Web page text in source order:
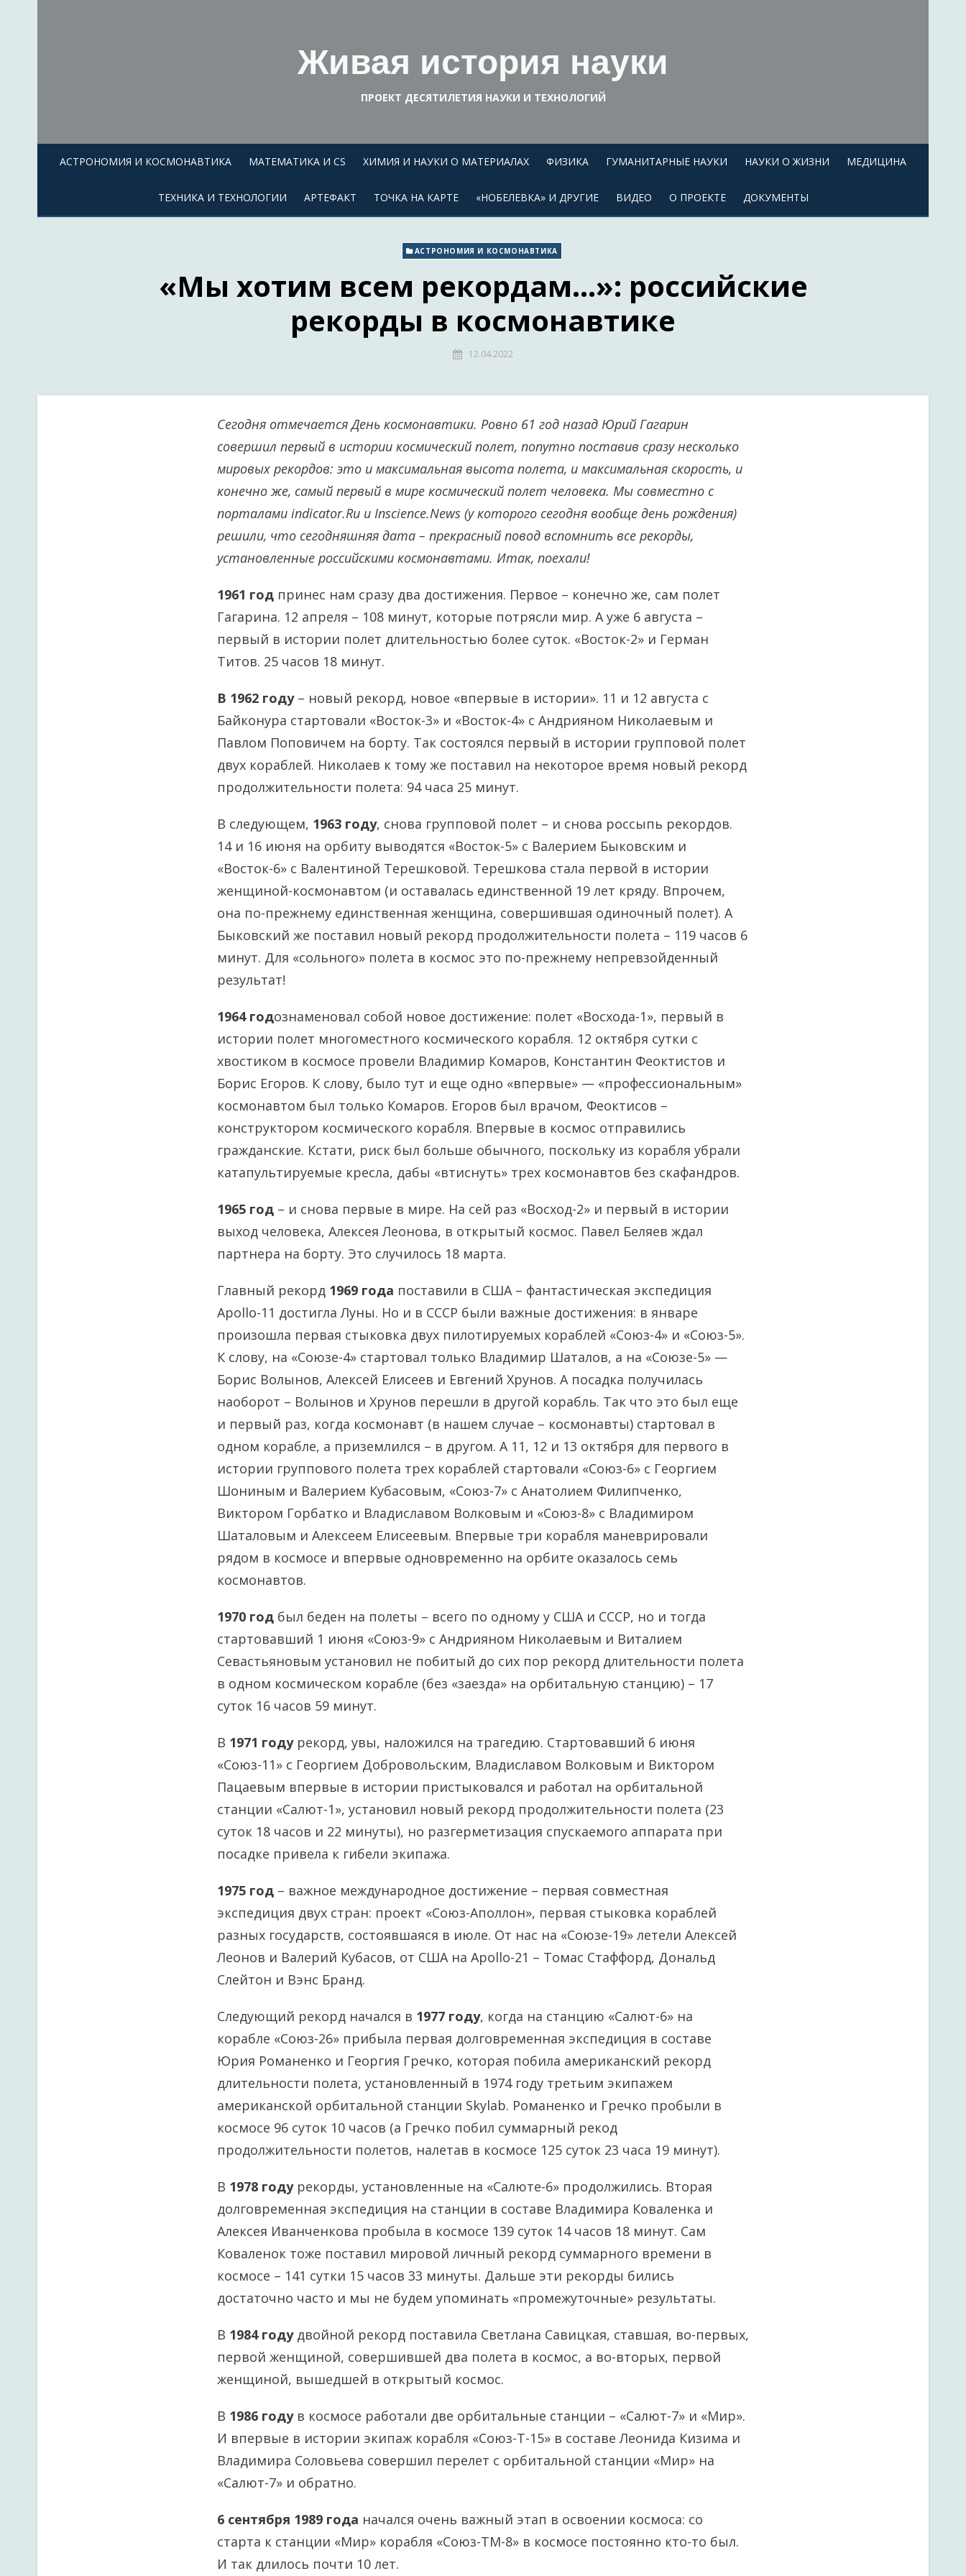
Живая история науки
ПРОЕКТ ДЕСЯТИЛЕТИЯ НАУКИ И ТЕХНОЛОГИЙ
АСТРОНОМИЯ И КОСМОНАВТИКА МАТЕМАТИКА И CS ХИМИЯ И НАУКИ О МАТЕРИАЛАХ ФИЗИКА ГУМАНИТАРНЫЕ НАУКИ НАУКИ О ЖИЗНИ МЕДИЦИНА
ТЕХНИКА И ТЕХНОЛОГИИ АРТЕФАКТ ТОЧКА НА КАРТЕ «НОБЕЛЕВКА» И ДРУГИЕ ВИДЕО О ПРОЕКТЕ ДОКУМЕНТЫ
АСТРОНОМИЯ И КОСМОНАВТИКА
«Мы хотим всем рекордам…»: российские
рекорды в космонавтике
12.04.2022
Сегодня отмечается День космонавтики. Ровно 61 год назад Юрий Гагарин
совершил первый в истории космический полет, попутно поставив сразу несколько
мировых рекордов: это и максимальная высота полета, и максимальная скорость, и
конечно же, самый первый в мире космический полет человека. Мы совместно с
порталами indicator.Ru и Inscience.News (у которого сегодня вообще день рождения)
решили, что сегодняшняя дата – прекрасный повод вспомнить все рекорды,
установленные российскими космонавтами. Итак, поехали!
1961 год принес нам сразу два достижения. Первое – конечно же, сам полет
Гагарина. 12 апреля – 108 минут, которые потрясли мир. А уже 6 августа –
первый в истории полет длительностью более суток. «Восток-2» и Герман
Титов. 25 часов 18 минут.
В 1962 году– новый рекорд, новое «впервые в истории». 11 и 12 августа с
Байконура стартовали «Восток-3» и «Восток-4» с Андрияном Николаевым и
Павлом Поповичем на борту. Так состоялся первый в истории групповой полет
двух кораблей. Николаев к тому же поставил на некоторое время новый рекорд
продолжительности полета: 94 часа 25 минут.
В следующем, 1963 году, снова групповой полет – и снова россыпь рекордов.
14 и 16 июня на орбиту выводятся «Восток-5» с Валерием Быковским и
«Восток-6» с Валентиной Терешковой. Терешкова стала первой в истории
женщиной-космонавтом (и оставалась единственной 19 лет кряду. Впрочем,
она по-прежнему единственная женщина, совершившая одиночный полет). А
Быковский же поставил новый рекорд продолжительности полета – 119 часов 6
минут. Для «сольного» полета в космос это по-прежнему непревзойденный
результат!
1964 годознаменовал собой новое достижение: полет «Восхода-1», первый в
истории полет многоместного космического корабля. 12 октября сутки с
хвостиком в космосе провели Владимир Комаров, Константин Феоктистов и
Борис Егоров. К слову, было тут и еще одно «впервые» — «профессиональным»
космонавтом был только Комаров. Егоров был врачом, Феоктисов –
конструктором космического корабля. Впервые в космос отправились
гражданские. Кстати, риск был больше обычного, поскольку из корабля убрали
катапультируемые кресла, дабы «втиснуть» трех космонавтов без скафандров.
1965 год – и снова первые в мире. На сей раз «Восход-2» и первый в истории
выход человека, Алексея Леонова, в открытый космос. Павел Беляев ждал
партнера на борту. Это случилось 18 марта.
Главный рекорд 1969 года поставили в США – фантастическая экспедиция
Apollo-11 достигла Луны. Но и в СССР были важные достижения: в январе
произошла первая стыковка двух пилотируемых кораблей «Союз-4» и «Союз-5».
К слову, на «Союзе-4» стартовал только Владимир Шаталов, а на «Союзе-5» —
Борис Волынов, Алексей Елисеев и Евгений Хрунов. А посадка получилась
наоборот – Волынов и Хрунов перешли в другой корабль. Так что это был еще
и первый раз, когда космонавт (в нашем случае – космонавты) стартовал в
одном корабле, а приземлился – в другом. А 11, 12 и 13 октября для первого в
истории группового полета трех кораблей стартовали «Союз-6» с Георгием
Шониным и Валерием Кубасовым, «Союз-7» с Анатолием Филипченко,
Виктором Горбатко и Владиславом Волковым и «Союз-8» с Владимиром
Шаталовым и Алексеем Елисеевым. Впервые три корабля маневрировали
рядом в космосе и впервые одновременно на орбите оказалось семь
космонавтов.
1970 год был беден на полеты – всего по одному у США и СССР, но и тогда
стартовавший 1 июня «Союз-9» с Андрияном Николаевым и Виталием
Севастьяновым установил не побитый до сих пор рекорд длительности полета
в одном космическом корабле (без «заезда» на орбитальную станцию) – 17
суток 16 часов 59 минут.
В 1971 годурекорд, увы, наложился на трагедию. Стартовавший 6 июня
«Союз-11» с Георгием Добровольским, Владиславом Волковым и Виктором
Пацаевым впервые в истории пристыковался и работал на орбитальной
станции «Салют-1», установил новый рекорд продолжительности полета (23
суток 18 часов и 22 минуты), но разгерметизация спускаемого аппарата при
посадке привела к гибели экипажа.
1975 год – важное международное достижение – первая совместная
экспедиция двух стран: проект «Союз-Аполлон», первая стыковка кораблей
разных государств, состоявшаяся в июле. От нас на «Союзе-19» летели Алексей
Леонов и Валерий Кубасов, от США на Apollo-21 – Томас Стаффорд, Дональд
Слейтон и Вэнс Бранд.
Следующий рекорд начался в 1977 году, когда на станцию «Салют-6» на
корабле «Союз-26» прибыла первая долговременная экспедиция в составе
Юрия Романенко и Георгия Гречко, которая побила американский рекорд
длительности полета, установленный в 1974 году третьим экипажем
американской орбитальной станции Skylab. Романенко и Гречко пробыли в
космосе 96 суток 10 часов (а Гречко побил суммарный рекод
продолжительности полетов, налетав в космосе 125 суток 23 часа 19 минут).
В 1978 годурекорды, установленные на «Салюте-6» продолжились. Вторая
долговременная экспедиция на станции в составе Владимира Коваленка и
Алексея Иванченкова пробыла в космосе 139 суток 14 часов 18 минут. Сам
Коваленок тоже поставил мировой личный рекорд суммарного времени в
космосе – 141 сутки 15 часов 33 минуты. Дальше эти рекорды бились
достаточно часто и мы не будем упоминать «промежуточные» результаты.
В 1984 годудвойной рекорд поставила Светлана Савицкая, ставшая, во-первых,
первой женщиной, совершившей два полета в космос, а во-вторых, первой
женщиной, вышедшей в открытый космос.
В 1986 годув космосе работали две орбитальные станции – «Салют-7» и «Мир».
И впервые в истории экипаж корабля «Союз-Т-15» в составе Леонида Кизима и
Владимира Соловьева совершил перелет с орбитальной станции «Мир» на
«Салют-7» и обратно.
6 сентября 1989 года начался очень важный этап в освоении космоса: со
старта к станции «Мир» корабля «Союз-ТМ-8» в космосе постоянно кто-то был.
И так длилось почти 10 лет.